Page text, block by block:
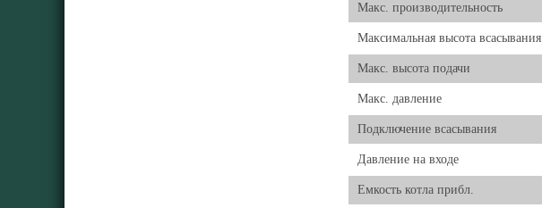
Макс. производительность
Максимальная высота всасывания
Макс. высота подачи
Макс. давление
Подключение всасывания
Давление на входе
Емкость котла прибл.